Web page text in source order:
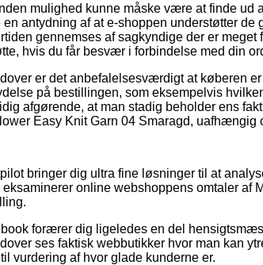
mulighed kunne måske være at finde ud
antydning af at e-shoppen understøtter
gennemses af sagkyndige der er
hvis du får besvær i forbindelse med din
er det anbefalelsesværdigt at køberen
på bestillingen, som eksempelvis
afgørende, at man stadig beholder ens
Easy Knit Garn 04 Smaragd, uafhængig
bringer dig ultra fine løsninger til at
eksaminerer online webshoppens omtaler af
forærer dig ligeledes en del
ses faktisk webbutikker hvor man kan
vurdering af hvor glade kunderne er.